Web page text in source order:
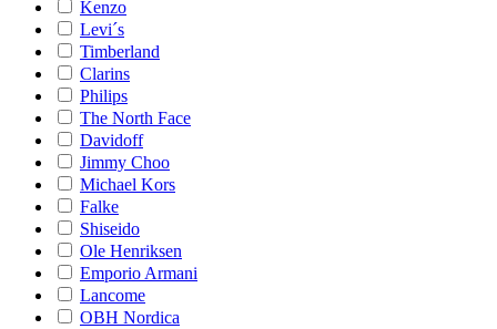
Kenzo
Levi´s
Timberland
Clarins
Philips
The North Face
Davidoff
Jimmy Choo
Michael Kors
Falke
Shiseido
Ole Henriksen
Emporio Armani
Lancome
OBH Nordica